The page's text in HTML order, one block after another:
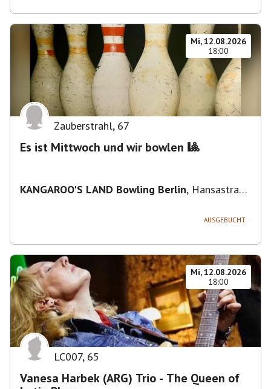
Mi, 12.08.2026
18:00
Zauberstrahl, 67
Es ist Mittwoch und wir bowlen 🎱
KANGAROO'S LAND Bowling Berlin, Hansastraße
AUSGEBUCHT
Mi, 12.08.2026
18:00
LC007, 65
Vanesa Harbek (ARG) Trio - The Queen of